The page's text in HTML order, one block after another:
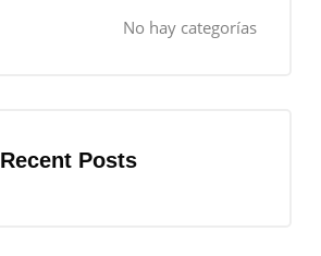
No hay categorías
Recent Posts